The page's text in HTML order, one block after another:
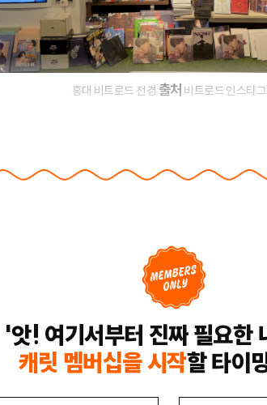
홍대 비트로드 전경 출처 비트로드 인스타
'앗! 여기서부터 진짜 필요한
캐릿 멤버십을 시작할 타이